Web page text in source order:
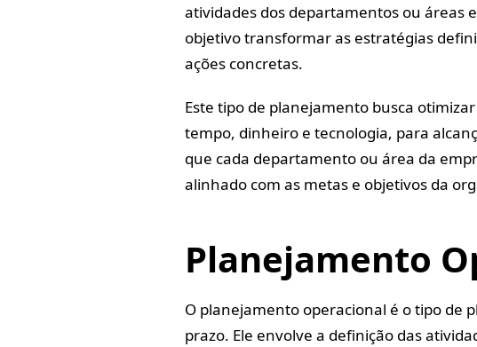
atividades dos departamentos ou áreas
objetivo transformar as estratégias
ações concretas.
Este tipo de planejamento busca
tempo, dinheiro e tecnologia, para
que cada departamento ou área da
alinhado com as metas e objetivos da
Planejamento
O planejamento operacional é o tipo de
prazo. Ele envolve a definição das